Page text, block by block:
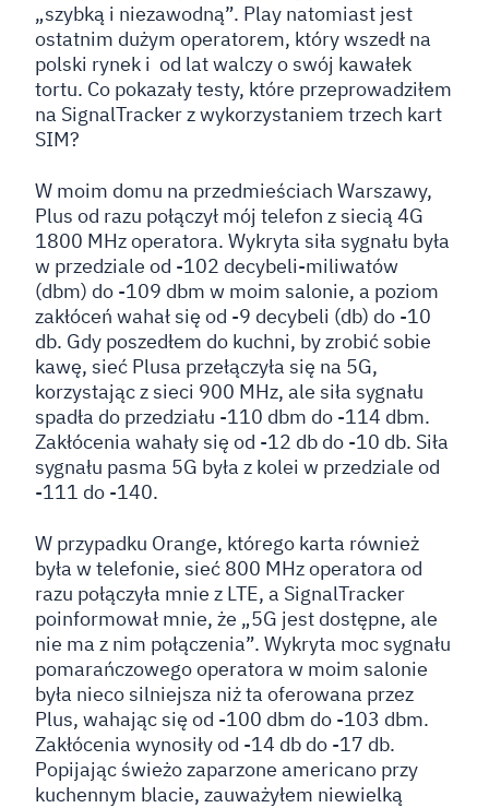
„szybką i niezawodną”. Play natomiast jest
ostatnim dużym operatorem, który wszedł na
polski rynek i od lat walczy o swój kawałek
tortu. Co pokazały testy, które przeprowadziłem
na SignalTracker z wykorzystaniem trzech kart
SIM?
W moim domu na przedmieściach Warszawy,
Plus od razu połączył mój telefon z siecią 4G
1800 MHz operatora. Wykryta siła sygnału była
w przedziale od -102 decybeli-miliwatów
(dbm) do -109 dbm w moim salonie, a poziom
zakłóceń wahał się od -9 decybeli (db) do -10
db. Gdy poszedłem do kuchni, by zrobić sobie
kawę, sieć Plusa przełączyła się na 5G,
korzystając z sieci 900 MHz, ale siła sygnału
spadła do przedziału -110 dbm do -114 dbm.
Zakłócenia wahały się od -12 db do -10 db. Siła
sygnału pasma 5G była z kolei w przedziale od
-111 do -140.
W przypadku Orange, którego karta również
była w telefonie, sieć 800 MHz operatora od
razu połączyła mnie z LTE, a SignalTracker
poinformował mnie, że „5G jest dostępne, ale
nie ma z nim połączenia”. Wykryta moc sygnału
pomarańczowego operatora w moim salonie
była nieco silniejsza niż ta oferowana przez
Plus, wahając się od -100 dbm do -103 dbm.
Zakłócenia wynosiły od -14 db do -17 db.
Popijając świeżo zaparzone americano przy
kuchennym blacie, zauważyłem niewielką